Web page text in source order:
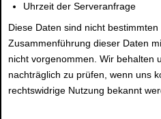
Uhrzeit der Serveranfrage
Diese Daten sind nicht
Zusammenführung dieser Daten
nicht vorgenommen. Wir behalten
nachträglich zu prüfen, wenn uns
rechtswidrige Nutzung bekannt